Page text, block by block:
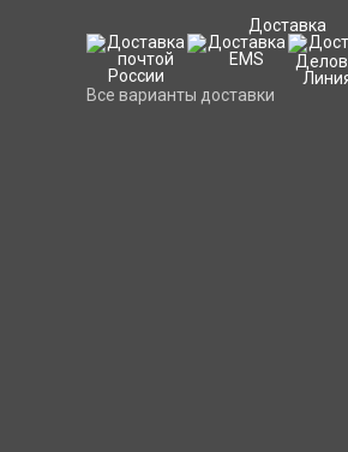
Доставка
Все варианты доставки